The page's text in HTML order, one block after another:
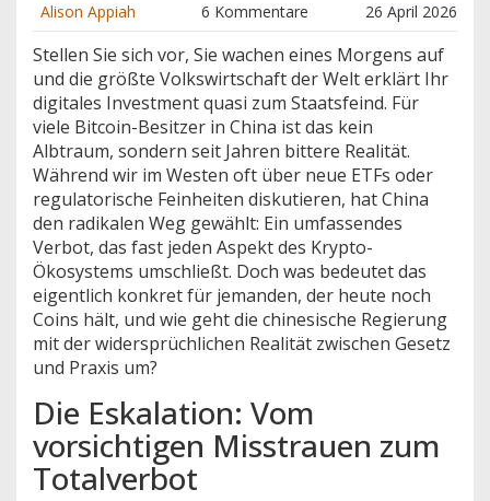
Alison Appiah 6 Kommentare 26 April 2026
Stellen Sie sich vor, Sie wachen eines Morgens auf
und die größte Volkswirtschaft der Welt erklärt Ihr
digitales Investment quasi zum Staatsfeind. Für
viele Bitcoin-Besitzer in China ist das kein
Albtraum, sondern seit Jahren bittere Realität.
Während wir im Westen oft über neue ETFs oder
regulatorische Feinheiten diskutieren, hat China
den radikalen Weg gewählt: Ein umfassendes
Verbot, das fast jeden Aspekt des Krypto-
Ökosystems umschließt. Doch was bedeutet das
eigentlich konkret für jemanden, der heute noch
Coins hält, und wie geht die chinesische Regierung
mit der widersprüchlichen Realität zwischen Gesetz
und Praxis um?
Die Eskalation: Vom
vorsichtigen Misstrauen zum
Totalverbot